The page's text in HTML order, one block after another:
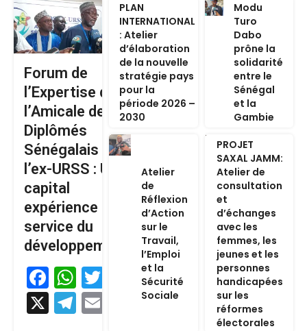
Forum de
l’Expertise de
l’Amicale des
Diplômés
Sénégalais de
l’ex-URSS : Un
capital
expérience au
service du
développement
Facebook
WhatsApp
Twitter
X
Telegram
Email
PLAN
INTERNATIONAL
: Atelier
d’élaboration
de la nouvelle
stratégie pays
pour la
période 2026 –
2030
Modu
Turo
Dabo
prône la
solidarité
entre le
Sénégal
et la
Gambie
Atelier
de
Réflexion
d’Action
sur le
Travail,
l’Emploi
et la
Sécurité
Sociale
PROJET
SAXAL JAMM:
Atelier de
consultation
et
d’échanges
avec les
femmes, les
jeunes et les
personnes
handicapées
sur les
réformes
électorales